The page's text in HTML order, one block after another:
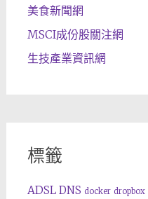
美食新聞網
MSCI成份股關注網
生技產業資訊網
標籤
ADSL DNS docker dropbox